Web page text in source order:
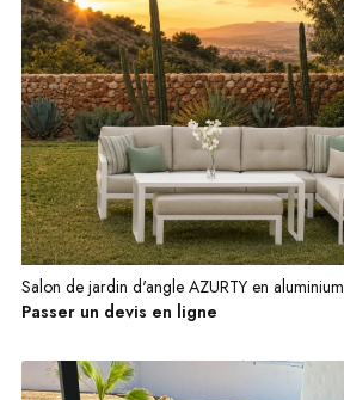
Salon de jardin d'angle AZURTY en aluminium
Passer un devis en ligne